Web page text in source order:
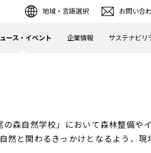
地域・言語選択 お問い合
ース・イベント 企業情報 サステナビリ
森自然学校」において森林整備や
然と関わるきっかけとなるよう、現